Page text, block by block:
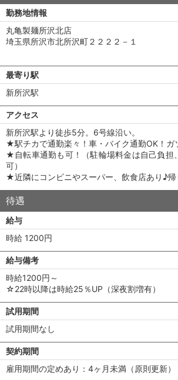
勤務地情報
丸亀製麺所沢北店
埼玉県所沢市北所沢町２２２２－１
最寄り駅
新所沢駅
アクセス
新所沢駅より徒歩5分。6号線沿い。
★駅チカで通勤楽々！車・バイク通勤OK！ガ
★自転車通勤も可！（駐輪場料金は自己負担
可）
★近隣にコンビニやスーパー、飲食店あり♪
待遇
給与
時給 1200円
給与備考
時給1200円～
☆22時以降は時給25％UP（深夜割増有）
試用期間
試用期間なし
契約期間
雇用期間の定めあり：4ヶ月未満（原則更新）